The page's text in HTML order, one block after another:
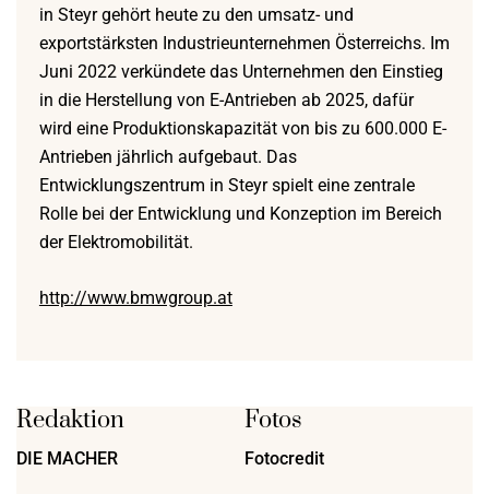
in Steyr gehört heute zu den umsatz- und
exportstärksten Industrieunternehmen Österreichs. Im
Juni 2022 verkündete das Unternehmen den Einstieg
in die Herstellung von E-Antrieben ab 2025, dafür
wird eine Produktionskapazität von bis zu 600.000 E-
Antrieben jährlich aufgebaut. Das
Entwicklungszentrum in Steyr spielt eine zentrale
Rolle bei der Entwicklung und Konzeption im Bereich
der Elektromobilität.
http://www.bmwgroup.at
Redaktion
DIE MACHER
Fotos
Fotocredit